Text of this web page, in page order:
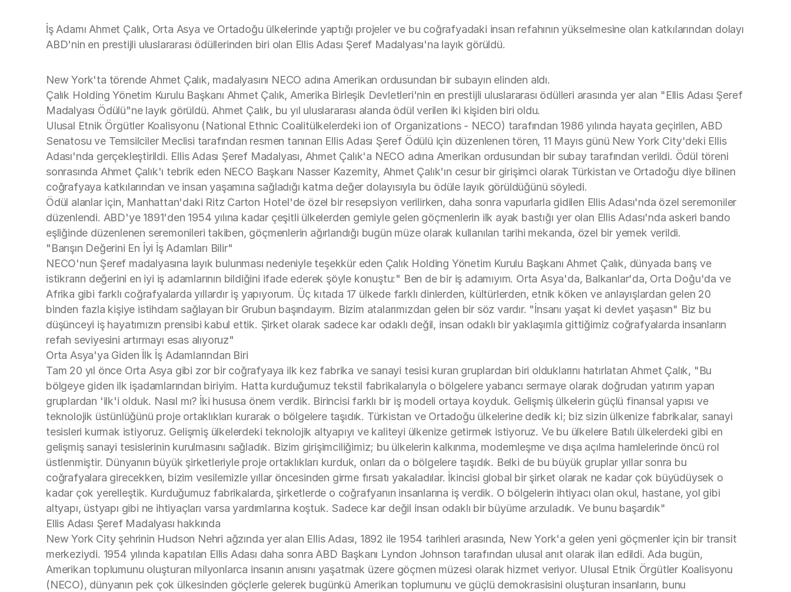
İş Adamı Ahmet Çalık, Orta Asya ve Ortadoğu ülkelerinde yaptığı projeler ve bu coğrafyadaki insan refahının yükselmesine olan katkılarından dolayı
ABD'nin en prestijli uluslararası ödüllerinden biri olan Ellis Adası Şeref Madalyası'na layık görüldü.
New York'ta törende Ahmet Çalık, madalyasını NECO adına Amerikan ordusundan bir subayın elinden aldı.
Çalık Holding Yönetim Kurulu Başkanı Ahmet Çalık, Amerika Birleşik Devletleri'nin en prestijli uluslararası ödülleri arasında yer alan "Ellis Adası Şeref
Madalyası Ödülü"ne layık görüldü. Ahmet Çalık, bu yıl uluslararası alanda ödül verilen iki kişiden biri oldu.
Ulusal Etnik Örgütler Koalisyonu (National Ethnic Coalitülkelerdeki ion of Organizations - NECO) tarafından 1986 yılında hayata geçirilen, ABD
Senatosu ve Temsilciler Meclisi tarafından resmen tanınan Ellis Adası Şeref Ödülü için düzenlenen tören, 11 Mayıs günü New York City'deki Ellis
Adası'nda gerçekleştirildi. Ellis Adası Şeref Madalyası, Ahmet Çalık'a NECO adına Amerikan ordusundan bir subay tarafından verildi. Ödül töreni
sonrasında Ahmet Çalık'ı tebrik eden NECO Başkanı Nasser Kazemity, Ahmet Çalık'ın cesur bir girişimci olarak Türkistan ve Ortadoğu diye bilinen
coğrafyaya katkılarından ve insan yaşamına sağladığı katma değer dolayısıyla bu ödüle layık görüldüğünü söyledi.
Ödül alanlar için, Manhattan'daki Ritz Carton Hotel'de özel bir resepsiyon verilirken, daha sonra vapurlarla gidilen Ellis Adası'nda özel seremoniler
düzenlendi. ABD'ye 1891'den 1954 yılına kadar çeşitli ülkelerden gemiyle gelen göçmenlerin ilk ayak bastığı yer olan Ellis Adası'nda askeri bando
eşliğinde düzenlenen seremonileri takiben, göçmenlerin ağırlandığı bugün müze olarak kullanılan tarihi mekanda, özel bir yemek verildi.
"Barışın Değerini En İyi İş Adamları Bilir"
NECO'nun Şeref madalyasına layık bulunması nedeniyle teşekkür eden Çalık Holding Yönetim Kurulu Başkanı Ahmet Çalık, dünyada barış ve
istikrarın değerini en iyi iş adamlarının bildiğini ifade ederek şöyle konuştu:" Ben de bir iş adamıyım. Orta Asya'da, Balkanlar'da, Orta Doğu'da ve
Afrika gibi farklı coğrafyalarda yıllardır iş yapıyorum. Üç kıtada 17 ülkede farklı dinlerden, kültürlerden, etnik köken ve anlayışlardan gelen 20
binden fazla kişiye istihdam sağlayan bir Grubun başındayım. Bizim atalarımızdan gelen bir söz vardır. "İnsanı yaşat ki devlet yaşasın" Biz bu
düşünceyi iş hayatımızın prensibi kabul ettik. Şirket olarak sadece kar odaklı değil, insan odaklı bir yaklaşımla gittiğimiz coğrafyalarda insanların
refah seviyesini artırmayı esas alıyoruz"
Orta Asya'ya Giden İlk İş Adamlarından Biri
Tam 20 yıl önce Orta Asya gibi zor bir coğrafyaya ilk kez fabrika ve sanayi tesisi kuran gruplardan biri olduklarını hatırlatan Ahmet Çalık, "Bu
bölgeye giden ilk işadamlarından biriyim. Hatta kurduğumuz tekstil fabrikalarıyla o bölgelere yabancı sermaye olarak doğrudan yatırım yapan
gruplardan 'ilk'i olduk. Nasıl mı? İki hususa önem verdik. Birincisi farklı bir iş modeli ortaya koyduk. Gelişmiş ülkelerin güçlü finansal yapısı ve
teknolojik üstünlüğünü proje ortaklıkları kurarak o bölgelere taşıdık. Türkistan ve Ortadoğu ülkelerine dedik ki; biz sizin ülkenize fabrikalar, sanayi
tesisleri kurmak istiyoruz. Gelişmiş ülkelerdeki teknolojik altyapıyı ve kaliteyi ülkenize getirmek istiyoruz. Ve bu ülkelere Batılı ülkelerdeki gibi en
gelişmiş sanayi tesislerinin kurulmasını sağladık. Bizim girişimciliğimiz; bu ülkelerin kalkınma, modernleşme ve dışa açılma hamlelerinde öncü rol
üstlenmiştir. Dünyanın büyük şirketleriyle proje ortaklıkları kurduk, onları da o bölgelere taşıdık. Belki de bu büyük gruplar yıllar sonra bu
coğrafyalara girecekken, bizim vesilemizle yıllar öncesinden girme fırsatı yakaladılar. İkincisi global bir şirket olarak ne kadar çok büyüdüysek o
kadar çok yerelleştik. Kurduğumuz fabrikalarda, şirketlerde o coğrafyanın insanlarına iş verdik. O bölgelerin ihtiyacı olan okul, hastane, yol gibi
altyapı, üstyapı gibi ne ihtiyaçları varsa yardımlarına koştuk. Sadece kar değil insan odaklı bir büyüme arzuladık. Ve bunu başardık"
Ellis Adası Şeref Madalyası hakkında
New York City şehrinin Hudson Nehri ağzında yer alan Ellis Adası, 1892 ile 1954 tarihleri arasında, New York'a gelen yeni göçmenler için bir transit
merkeziydi. 1954 yılında kapatılan Ellis Adası daha sonra ABD Başkanı Lyndon Johnson tarafından ulusal anıt olarak ilan edildi. Ada bugün,
Amerikan toplumunu oluşturan milyonlarca insanın anısını yaşatmak üzere göçmen müzesi olarak hizmet veriyor. Ulusal Etnik Örgütler Koalisyonu
(NECO), dünyanın pek çok ülkesinden göçlerle gelerek bugünkü Amerikan toplumunu ve güçlü demokrasisini oluşturan insanların, bunu